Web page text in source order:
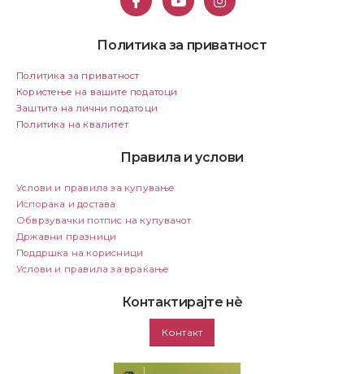
Политика за приватност
Политика за приватност
Користење на вашите податоци
Заштита на лични податоци
Политика на квалитет
Правила и услови
Услови и правила за купување
Испорака и достава
Обврзувачки потпис на купувачот
Државни празници
Поддршка на корисници
Услови и правила за враќање
Контактирајте нѐ
Контакт